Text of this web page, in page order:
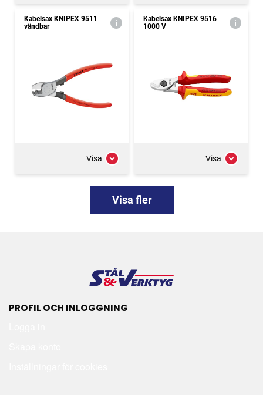
Kabelsax KNIPEX 9511
vändbar
Visa
Kabelsax KNIPEX 9516
1000 V
Visa
Visa fler
PROFIL OCH INLOGGNING